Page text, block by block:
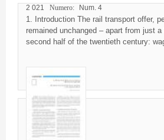
2 021 Numero: Num. 4
1. Introduction The rail transport offer,
remained unchanged – apart from just
second half of the twentieth century: